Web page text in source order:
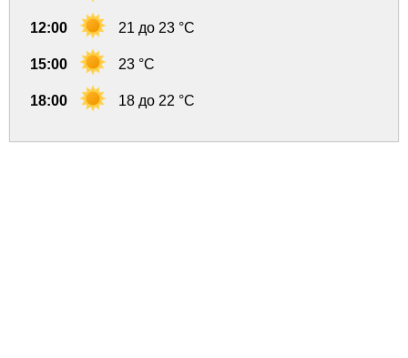
12:00 21 до 23 °C
15:00 23 °C
18:00 18 до 22 °C